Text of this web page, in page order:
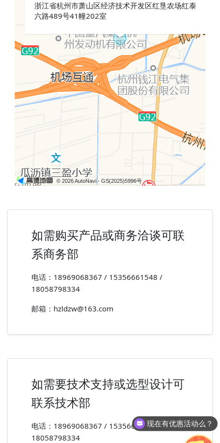
浙江省杭州市萧山区经济技术开发区红垦农场红泰
六路489号41幢202室
© 2026 AutoNavi - GS(2025)5996号
如需购买产品或商务洽谈可联
系商务部
电话：18969068367 / 15356661548 /
18058798334
邮箱：hzldzw@163.com
如需要技术支持或选型设计可
联系技术部
电话：18969068367 / 15356661548 /
18058798334
现在有优惠活动么？